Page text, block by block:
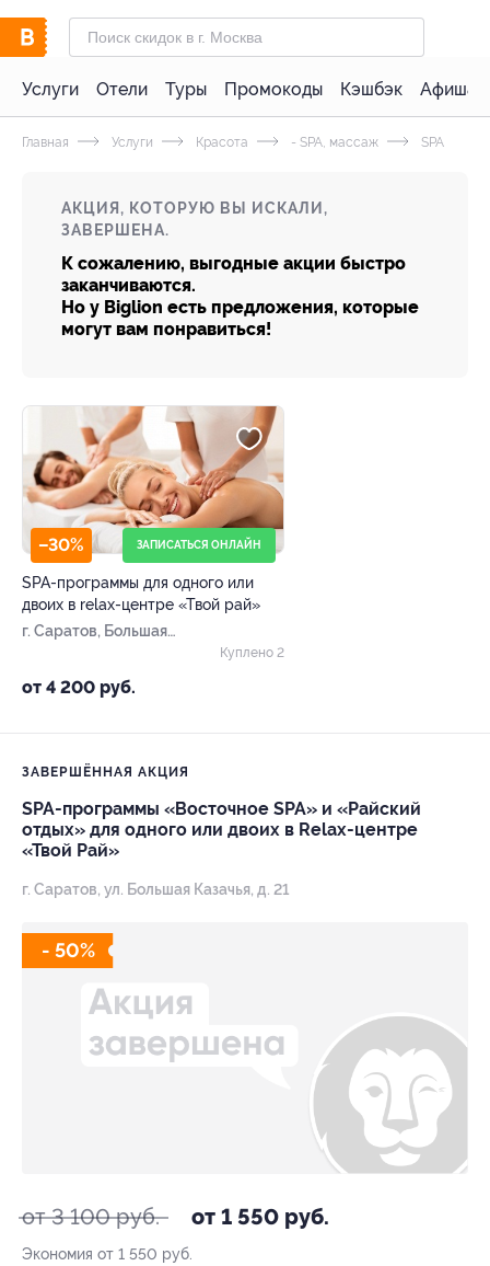
Услуги Отели Туры Промокоды Кэшбэк Афиша
Главная Услуги Красота - SPA, массаж SPA
АКЦИЯ, КОТОРУЮ ВЫ ИСКАЛИ,
ЗАВЕРШЕНА.
К сожалению, выгодные акции быстро
заканчиваются.
Но у Biglion есть предложения, которые
могут вам понравиться!
–30% ЗАПИСАТЬСЯ ОНЛАЙН
SPA-программы для одного или
двоих в relax-центре «Твой рай»
г. Саратов, Большая
от 4 200 руб.
Куплено 2
ЗАВЕРШЁННАЯ АКЦИЯ
SPA-программы «Восточное SPA» и «Райский
отдых» для одного или двоих в Relax-центре
«Твой Рай»
г. Саратов, ул. Большая Казачья, д. 21
- 50%
от 3 100 руб. от 1 550 руб.
Экономия от 1 550 руб.